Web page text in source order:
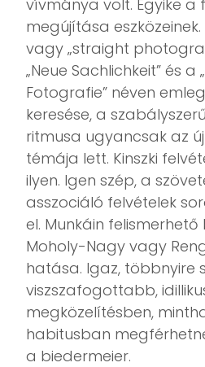
vívmánya volt. Egyike a
megújítása eszközeinek.
vagy „straight
„Neue Sachlichkeit” és a
Fotografie” néven
keresése, a
ritmusa ugyancsak az
témája lett. Kinszki
ilyen. Igen szép, a
asszociáló felvételek
el. Munkáin felismerhető
Moholy-Nagy vagy
hatása. Igaz, többnyire
viszszafogottabb,
megközelítésben,
habitusban
a biedermeier.